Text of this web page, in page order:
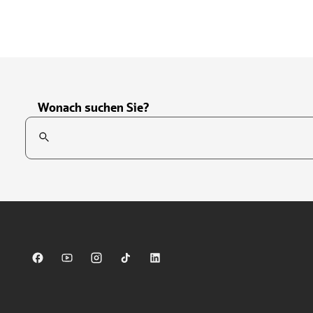
Wonach suchen Sie?
Suchfeld
Sparkasse auf Facebook
Sparkasse auf Youtube
Sparkasse auf Instagram
Sparkasse auf TikTok
Sparkasse auf LinkedIn